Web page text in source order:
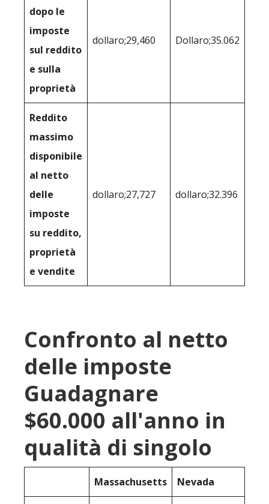
dopo le
imposte
sul reddito
e sulla
proprietà
dollaro;29,460 Dollaro;35.062
Reddito
massimo
disponibile
al netto
delle
imposte
su reddito,
proprietà
e vendite
dollaro;27,727 dollaro;32.396
Confronto al netto
delle imposte
Guadagnare
$60.000 all'anno in
qualità di singolo
Massachusetts Nevada